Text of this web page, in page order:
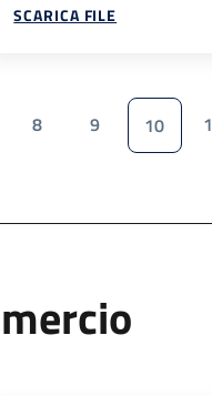
SCARICA FILE
8 9 10